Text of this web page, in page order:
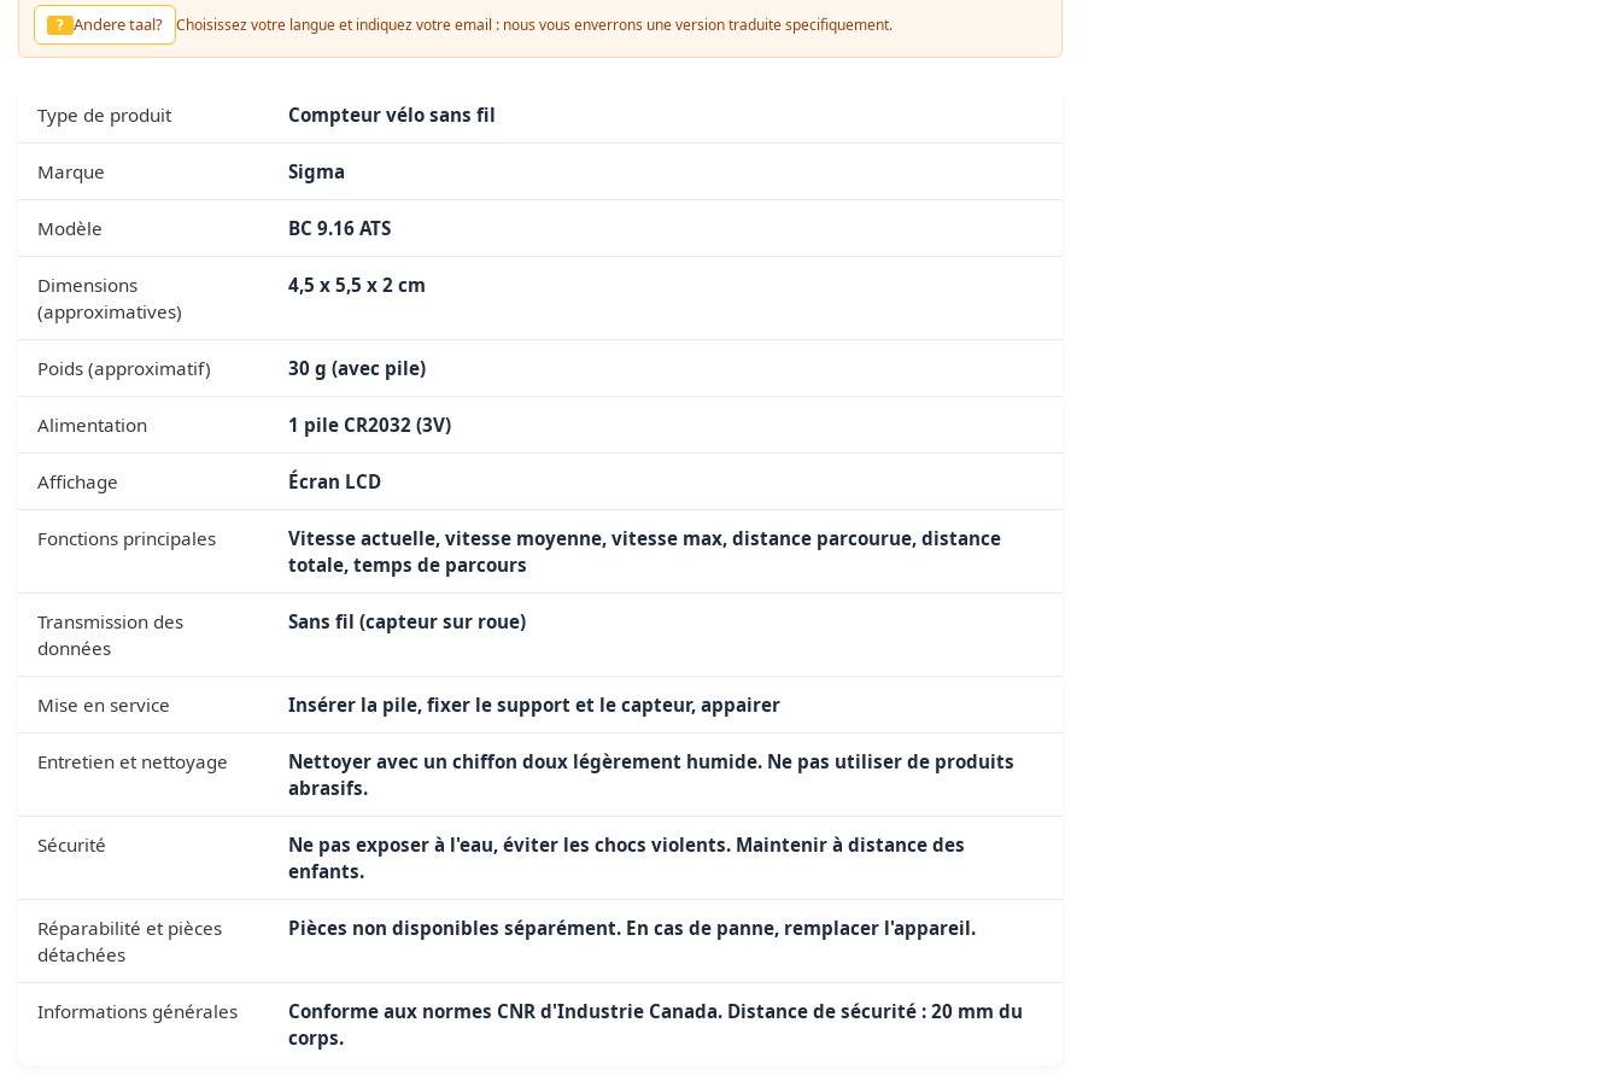
? Andere taal? Choisissez votre langue et indiquez votre email : nous vous enverrons une version traduite specifiquement.
Type de produit Compteur vélo sans fil
Marque Sigma
Modèle BC 9.16 ATS
Dimensions
(approximatives)
4,5 x 5,5 x 2 cm
Poids (approximatif) 30 g (avec pile)
Alimentation 1 pile CR2032 (3V)
Affichage Écran LCD
Fonctions principales
Vitesse actuelle, vitesse moyenne, vitesse max, distance parcourue, distance
totale, temps de parcours
Transmission des
données
Sans fil (capteur sur roue)
Mise en service Insérer la pile, fixer le support et le capteur, appairer
Entretien et nettoyage
Nettoyer avec un chiffon doux légèrement humide. Ne pas utiliser de produits
abrasifs.
Sécurité
Ne pas exposer à l'eau, éviter les chocs violents. Maintenir à distance des
enfants.
Réparabilité et pièces
détachées
Pièces non disponibles séparément. En cas de panne, remplacer l'appareil.
Informations générales
Conforme aux normes CNR d'Industrie Canada. Distance de sécurité : 20 mm du
corps.